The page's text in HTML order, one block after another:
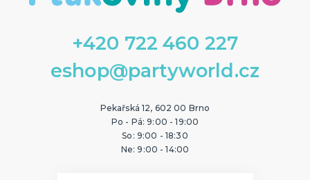
+420 722 460 227
eshop@partyworld.cz
Pekařská 12, 602 00 Brno
Po - Pá: 9:00 - 19:00
So: 9:00 - 18:30
Ne: 9:00 - 14:00